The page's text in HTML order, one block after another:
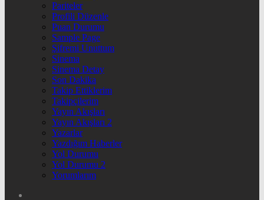
Pariteler
Profili Düzenle
Puan Durumu
Sample Page
Şifremi Unuttum
Sinema
Sinema Detay
Son Dakika
Takip Ettiklerim
Takipçilerim
Yayın Akışları
Yayın Akışları 2
Yazarlar
Yazdığım Haberler
Yol Durumu
Yol Durumu 2
Yorumlarım